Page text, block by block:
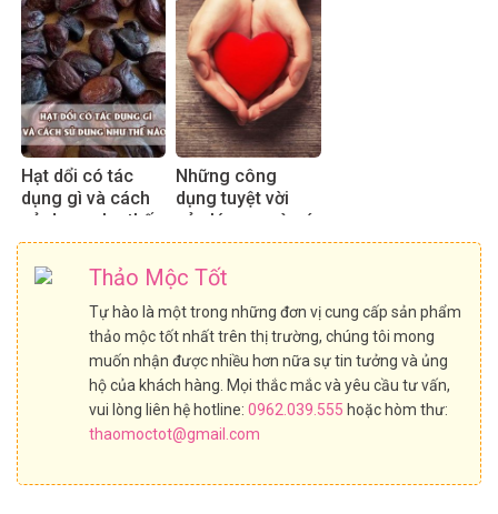
Hạt dổi có tác
dụng gì và cách
sử dụng như thế
nào?
Những công
dụng tuyệt vời
của lá sen mà có
thể bạn chưa biết
Thảo Mộc Tốt
Tự hào là một trong những đơn vị cung cấp sản phẩm
thảo mộc tốt nhất trên thị trường, chúng tôi mong
muốn nhận được nhiều hơn nữa sự tin tưởng và ủng
hộ của khách hàng. Mọi thắc mắc và yêu cầu tư vấn,
vui lòng liên hệ hotline: 0962.039.555 hoặc hòm thư:
thaomoctot@gmail.com